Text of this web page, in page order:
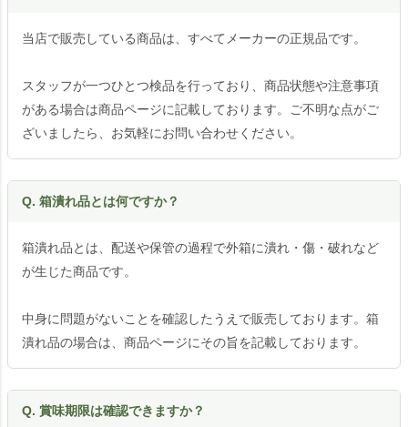
当店で販売している商品は、すべてメーカーの正規品です。
スタッフが一つひとつ検品を行っており、商品状態や注意事項
がある場合は商品ページに記載しております。ご不明な点がご
ざいましたら、お気軽にお問い合わせください。
Q. 箱潰れ品とは何ですか？
箱潰れ品とは、配送や保管の過程で外箱に潰れ・傷・破れなど
が生じた商品です。
中身に問題がないことを確認したうえで販売しております。箱
潰れ品の場合は、商品ページにその旨を記載しております。
Q. 賞味期限は確認できますか？